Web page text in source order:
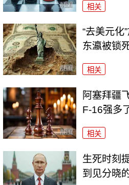
相关
“去美元化
东瀛被锁死
相关
阿塞拜疆
F-16强多
相关
生死时刻
到见分晓